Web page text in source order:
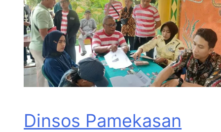
Dinsos Pamekasan